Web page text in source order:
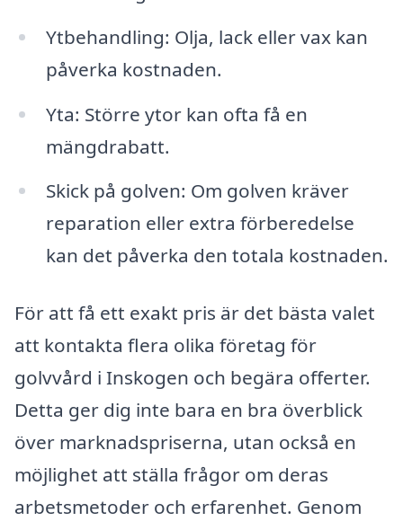
Ytbehandling: Olja, lack eller vax kan
påverka kostnaden.
Yta: Större ytor kan ofta få en
mängdrabatt.
Skick på golven: Om golven kräver
reparation eller extra förberedelse
kan det påverka den totala kostnaden.
För att få ett exakt pris är det bästa valet
att kontakta flera olika företag för
golvvård i Inskogen och begära offerter.
Detta ger dig inte bara en bra överblick
över marknadspriserna, utan också en
möjlighet att ställa frågor om deras
arbetsmetoder och erfarenhet. Genom